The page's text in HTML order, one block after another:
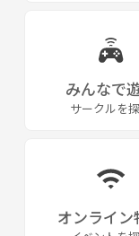
みんなで
サークルを
オンライン